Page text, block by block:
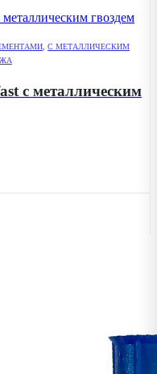
, С МЕТАЛЛИЧЕСКИМ
с металлическим